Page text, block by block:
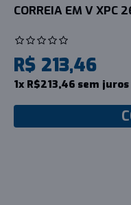
CORREIA EM V XPC
R$ 213,46
1x R$213,46 sem juros